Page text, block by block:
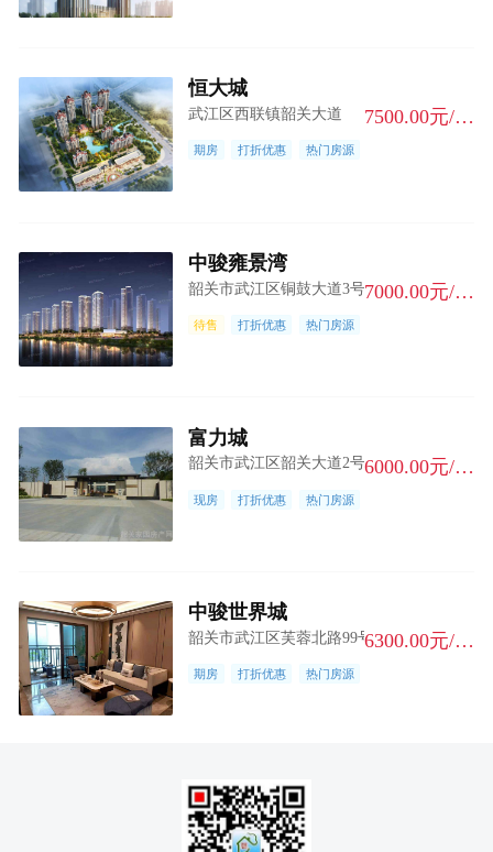
恒大城
武江区西联镇韶关大道 7500.00元/m²
期房 打折优惠 热门房源
中骏雍景湾
韶关市武江区铜鼓大道3号 7000.00元/m²
待售 打折优惠 热门房源
富力城
韶关市武江区韶关大道2号 6000.00元/m²
现房 打折优惠 热门房源
中骏世界城
韶关市武江区芙蓉北路99号 6300.00元/m²
期房 打折优惠 热门房源